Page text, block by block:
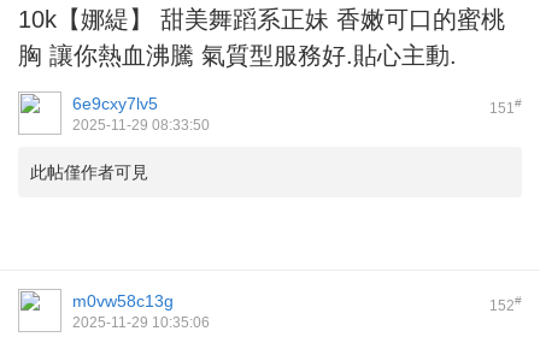
10k【娜緹】 甜美舞蹈系正妹 香嫩可口的蜜桃
胸 讓你熱血沸騰 氣質型服務好.貼心主動.
151#
6e9cxy7lv5
2025-11-29 08:33:50
此帖僅作者可見
152#
m0vw58c13g
2025-11-29 10:35:06